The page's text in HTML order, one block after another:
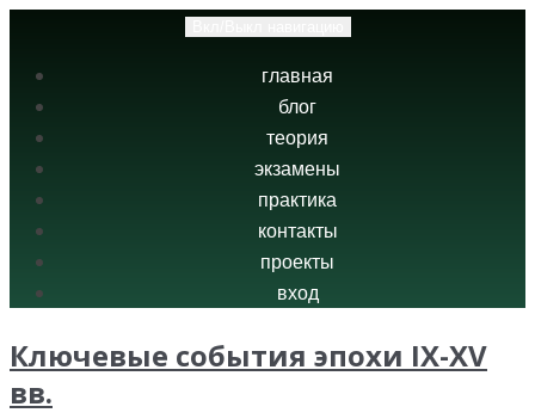
главная
блог
теория
экзамены
практика
контакты
проекты
вход
Ключевые события эпохи IX-XV
вв.